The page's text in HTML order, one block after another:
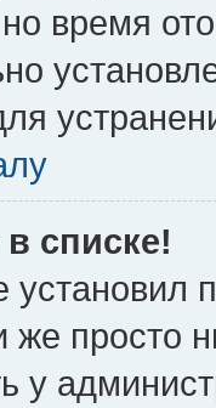
время
списке!
установил
просто
у